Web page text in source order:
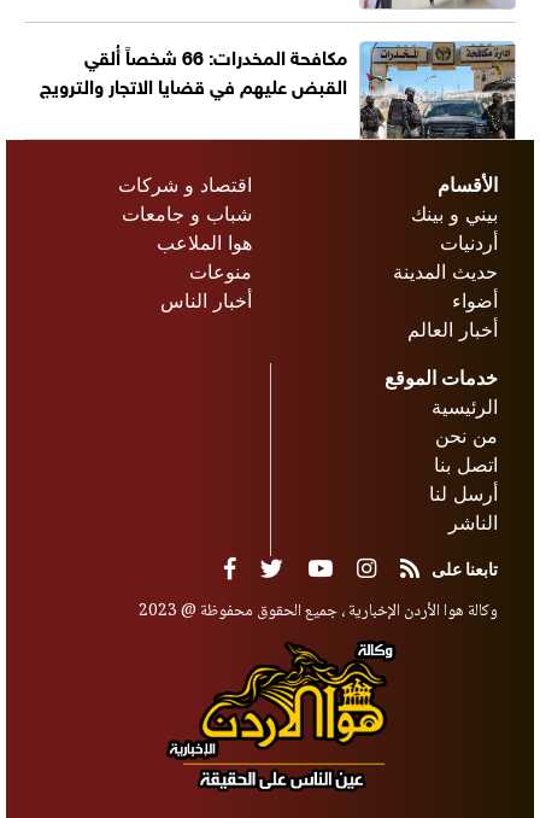
مكافحة المخدرات: 66 شخصاً أُلقي
القبض عليهم في قضايا الاتجار والترويج
الأقسام
بيني و بينك
أردنيات
حديث المدينة
أضواء
أخبار العالم
اقتصاد و شركات
شباب و جامعات
هوا الملاعب
منوعات
أخبار الناس
خدمات الموقع
الرئيسية
من نحن
اتصل بنا
أرسل لنا
الناشر
تابعنا على
وكالة هوا الأردن الإخبارية ، جميع الحقوق محفوظة @ 2023